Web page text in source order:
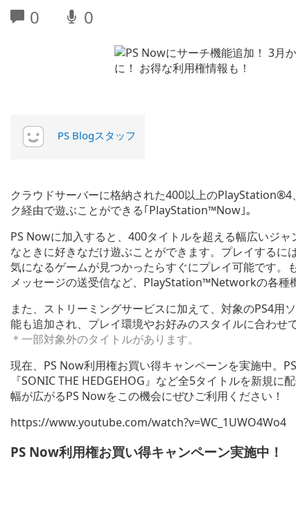
0 0
PS Blogスタッフ
クラウドサーバーに格納された400以上の
ク経由で遊ぶことができる｢PlayStation™Now｣。
PS Nowに加入すると、400タイトルを超える幅広いジ
なときに好きなだけ遊ぶことができます。プレイするに
気になるゲームが見つかったらすぐにプレイ可能です。
メッセージの送受信など、PlayStation™Networkの各種
また、ストリーミングサービスに加えて、対象のPS4用
能も追加され、プレイ環境やお好みのスタイルに合わせ
＊一部対象外のタイトルがあります。
現在、PS Now利用権お買い得キャンペーンを実施中。
『SONIC THE HEDGEHOG』など全5タイトルを新規
幅が広がるPS Nowをこの機会にぜひご利用ください！
https://www.youtube.com/watch?v=WC_1UWO4Wo4
PS Now利用権お買い得キャンペーン実施中！